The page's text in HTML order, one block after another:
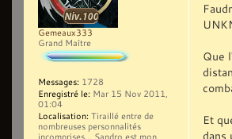
Que
Et
dans
Gemeaux333
Grand Maître
Messages: 1728
Enregistré le: Mar 15 Nov 2011,
01:04
Localisation: Tiraillé entre de
nombreuses personnalités
incomprises... Sandro est mon